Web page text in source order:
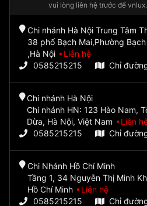
vui lòng liên hệ trước để
Chi nhánh Hà Nội Trung Tâm
38 phố Bạch Mai,Phường
,Hà Nội
Liên hệ
0585215215
Chỉ
Chi nhánh Hà Nội
Chi nhánh HN: 123 Hào Nam,
Dừa, Hà Nội, Việt Nam
Liên
0585215215
Chỉ
Chi Nhánh Hồ Chí Minh
Tầng 1, 34 Nguyễn Thị Minh
Hồ Chí Minh
Liên hệ
0585215215
Chỉ